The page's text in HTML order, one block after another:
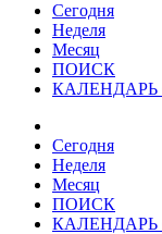
Сегодня
Неделя
Месяц
ПОИСК
Сегодня
Неделя
Месяц
ПОИСК